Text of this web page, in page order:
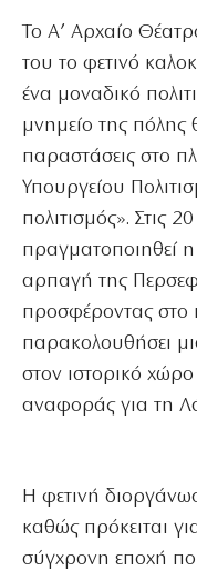
Το Α’ Αρχαίο
του το φετινό
ένα μοναδικό
μνημείο της πόλης
παραστάσεις στο
Υπουργείου
πολιτισμός». Στις
πραγματοποιηθεί
αρπαγή της
προσφέροντας στο
παρακολουθήσει
στον ιστορικό
αναφοράς για τη
Η φετινή
καθώς πρόκειται
σύγχρονη εποχή